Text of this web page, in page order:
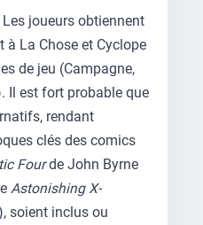
joueurs obtiennent
à La Chose et Cyclope
de jeu (Campagne,
Il est fort probable que
rendant
clés des comics
Fourde John Byrne
Astonishing X-
soient inclus ou